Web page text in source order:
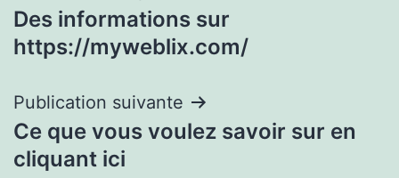
de
Des informations sur
https://myweblix.com/
Publication suivante
Ce que vous voulez savoir sur en
cliquant ici